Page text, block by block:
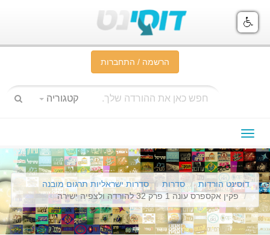
הרשמה / התחברות
קטגוריה
תפריט
ניווט
דוסינט הורדות סדרות
סדרות ישראליות תרגום מובנה
פקין אקספרס עונה 1 פרק 32 להורדה ולצפיה ישירה